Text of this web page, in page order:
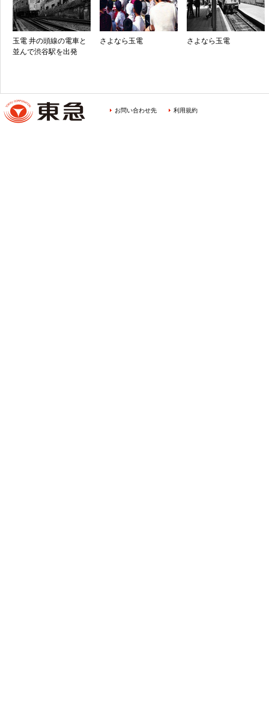
玉電 井の頭線の電車と
並んで渋谷駅を出発
さよなら玉電 さよなら玉電
お問い合わせ先 利用規約